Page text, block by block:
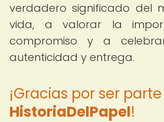
verdadero significado del
vida, a valorar la
compromiso y a
autenticidad y entrega.
¡Gracias por ser
HistoriaDelPapel!